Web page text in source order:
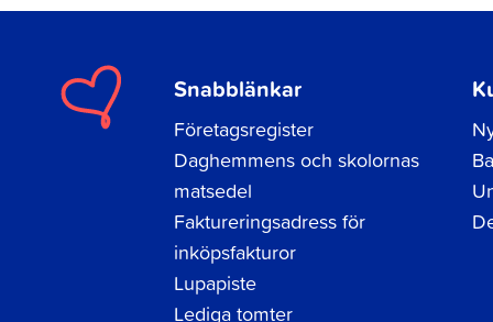
Snabblänkar
Företagsregister
Daghemmens och skolornas
matsedel
Faktureringsadress för
inköpsfakturor
Lupapiste
Lediga tomter